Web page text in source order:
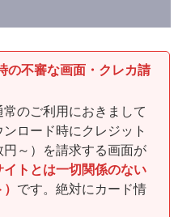
の不審な画面・クレカ請
のご利用におきまして
ロード時にクレジット
～）を請求する画面が
イトとは一切関係のない
です。絶対にカード情